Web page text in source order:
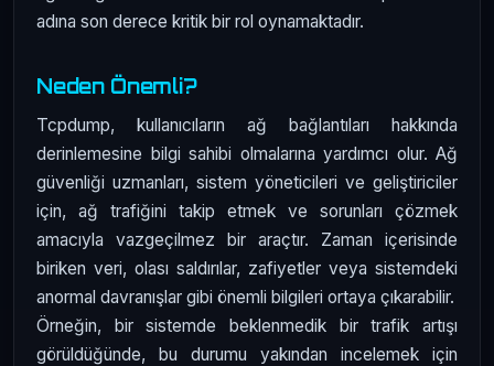
adına son derece kritik bir rol oynamaktadır.
Neden Önemli?
Tcpdump, kullanıcıların ağ bağlantıları hakkında
derinlemesine bilgi sahibi olmalarına yardımcı olur. Ağ
güvenliği uzmanları, sistem yöneticileri ve geliştiriciler
için, ağ trafiğini takip etmek ve sorunları çözmek
amacıyla vazgeçilmez bir araçtır. Zaman içerisinde
biriken veri, olası saldırılar, zafiyetler veya sistemdeki
anormal davranışlar gibi önemli bilgileri ortaya çıkarabilir.
Örneğin, bir sistemde beklenmedik bir trafik artışı
görüldüğünde, bu durumu yakından incelemek için